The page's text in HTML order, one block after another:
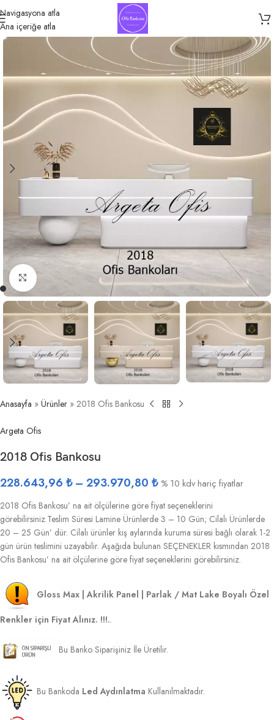
Navigasyona atla
Ana içeriğe atla
Büyütmek için tıklayın
Anasayfa » Ürünler » 2018 Ofis Bankosu
Argeta Ofis
2018 Ofis Bankosu
228.643,96 ₺ – 293.970,80 ₺ % 10 kdv hariç fiyatlar
2018 Ofis Bankosu’ na ait ölçülerine göre fiyat seçeneklerini
görebilirsiniz.Teslim Süresi Lamine Ürünlerde 3 – 10 Gün; Cilalı Ürünlerde
20 – 25 Gün’ dür. Cilalı ürünler kış aylarında kuruma süresi bağlı olarak 1-2
gün ürün teslimini uzayabilir. Aşağıda bulunan SEÇENEKLER kısmından 2018
Ofis Bankosu’ na ait ölçülerine göre fiyat seçeneklerini görebilirsiniz.
Gloss Max | Akrilik Panel | Parlak / Mat Lake Boyalı Özel
Renkler için Fiyat Alınız. !!!..
Bu Banko Siparişiniz İle Üretilir.
Bu Bankoda Led Aydınlatma Kullanılmaktadır.